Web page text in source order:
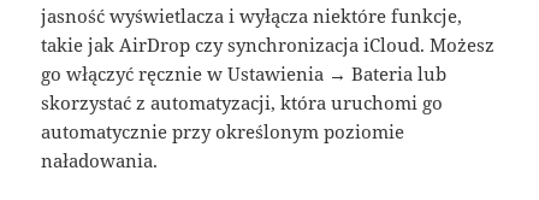
jasność wyświetlacza i wyłącza niektóre funkcje,
takie jak AirDrop czy synchronizacja iCloud. Możesz
go włączyć ręcznie w Ustawienia → Bateria lub
skorzystać z automatyzacji, która uruchomi go
automatycznie przy określonym poziomie
naładowania.